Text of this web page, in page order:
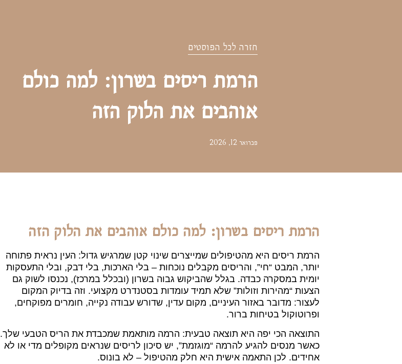
חזרה לכל הפוסטים
הרמת ריסים בשרון: למה כולם
אוהבים את הלוק הזה
פברואר 12, 2026
הרמת ריסים בשרון: למה כולם אוהבים את הלוק הזה
הרמת ריסים היא מהטיפולים שמייצרים שינוי קטן שמרגיש גדול: העין נראית פתוחה
יותר, המבט “חי”, והריסים מקבלים נוכחות – בלי הארכות, בלי דבק, ובלי התעסקות
יומית במסקרה כבדה. בגלל שהביקוש גבוה בשרון (ובכלל במרכז), נכנסו לשוק גם
הצעות “מהירות וזולות” שלא תמיד עומדות בסטנדרט מקצועי. וזה בדיוק המקום
לעצור: מדובר באזור העיניים, מקום עדין, שדורש עבודה נקייה, חומרים מפוקחים,
ופרוטוקול בטיחות ברור.
התוצאה הכי יפה היא תוצאה טבעית: הרמה מותאמת שמכבדת את הריס הטבעי שלך.
כאשר מנסים להגיע להרמה “מוגזמת”, יש סיכון לריסים שנראים מקופלים מדי או לא
אחידים. לכן התאמה אישית היא חלק מהטיפול – לא בונוס.